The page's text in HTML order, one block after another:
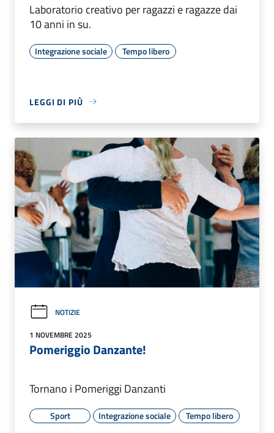
Laboratorio creativo per ragazzi e ragazze dai
10 anni in su.
Integrazione sociale Tempo libero
LEGGI DI PIÙ
NOTIZIE
1 NOVEMBRE 2025
Pomeriggio Danzante!
Tornano i Pomeriggi Danzanti
Sport Integrazione sociale Tempo libero